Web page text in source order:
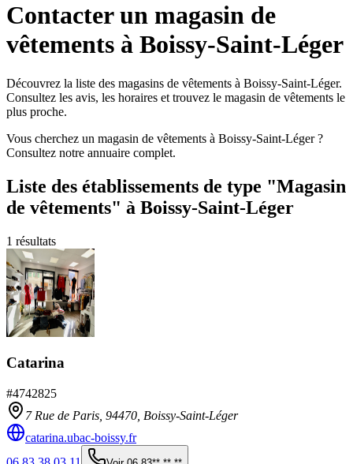
Contacter un magasin de
vêtements à Boissy-Saint-Léger
Découvrez la liste des magasins de vêtements à Boissy-Saint-Léger.
Consultez les avis, les horaires et trouvez le magasin de vêtements le
plus proche.
Vous cherchez un magasin de vêtements à Boissy-Saint-Léger ?
Consultez notre annuaire complet.
Liste des établissements de type "Magasin
de vêtements" à Boissy-Saint-Léger
1 résultats
Catarina
#4742825
7 Rue de Paris, 94470 Boissy-Saint-Léger
catarina.ubac-boissy.fr